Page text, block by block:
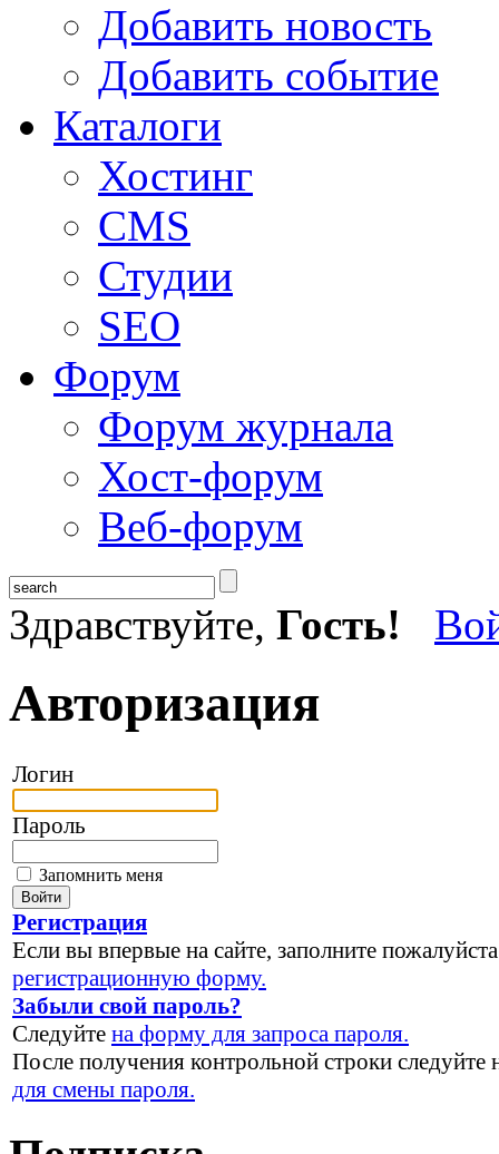
Добавить новость
Добавить событие
Каталоги
Хостинг
CMS
Студии
SEO
Форум
Форум журнала
Хост-форум
Веб-форум
Здравствуйте, Гость!
Авторизация
Логин
Пароль
Запомнить меня
Регистрация
Если вы впервые на сайте, заполните пожалуйста
регистрационную форму.
Забыли свой пароль?
Следуйте на форму для запроса пароля.
После получения контрольной строки следуйте
для смены пароля.